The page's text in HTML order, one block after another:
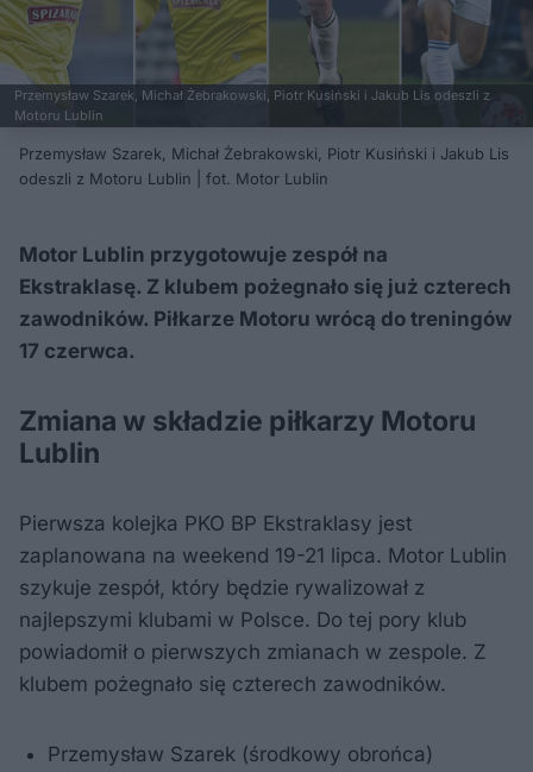
Przemysław Szarek, Michał Żebrakowski, Piotr Kusiński i Jakub Lis odeszli z
Motoru Lublin
Przemysław Szarek, Michał Żebrakowski, Piotr Kusiński i Jakub Lis
odeszli z Motoru Lublin | fot. Motor Lublin
Motor Lublin przygotowuje zespół na
Ekstraklasę. Z klubem pożegnało się już czterech
zawodników. Piłkarze Motoru wrócą do treningów
17 czerwca.
Zmiana w składzie piłkarzy Motoru
Lublin
Pierwsza kolejka PKO BP Ekstraklasy jest
zaplanowana na weekend 19-21 lipca. Motor Lublin
szykuje zespół, który będzie rywalizował z
najlepszymi klubami w Polsce. Do tej pory klub
powiadomił o pierwszych zmianach w zespole. Z
klubem pożegnało się czterech zawodników.
Przemysław Szarek (środkowy obrońca)